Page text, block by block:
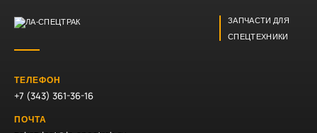
ЗАПЧАСТИ ДЛЯ
СПЕЦТЕХНИКИ
ТЕЛЕФОН
+7 (343) 361-36-16
ПОЧТА